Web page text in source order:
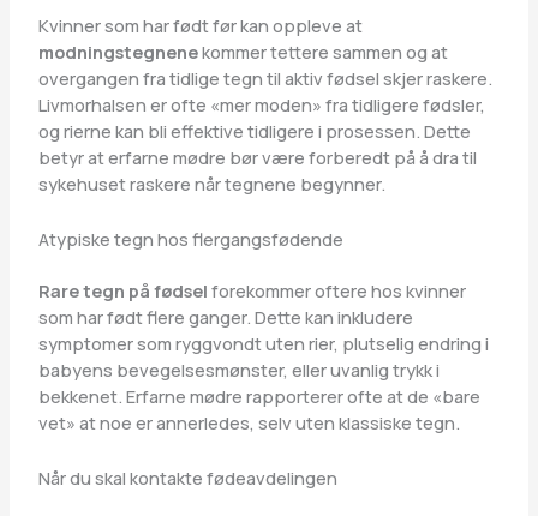
Kvinner som har født før kan oppleve at
modningstegnenekommer tettere sammen og at
overgangen fra tidlige tegn til aktiv fødsel skjer raskere.
Livmorhalsen er ofte «mer moden» fra tidligere fødsler,
og rierne kan bli effektive tidligere i prosessen. Dette
betyr at erfarne mødre bør være forberedt på å dra til
sykehuset raskere når tegnene begynner.
Atypiske tegn hos flergangsfødende
Rare tegn på fødsel forekommer oftere hos kvinner
som har født flere ganger. Dette kan inkludere
symptomer som ryggvondt uten rier, plutselig endring i
babyens bevegelsesmønster, eller uvanlig trykk i
bekkenet. Erfarne mødre rapporterer ofte at de «bare
vet» at noe er annerledes, selv uten klassiske tegn.
Når du skal kontakte fødeavdelingen